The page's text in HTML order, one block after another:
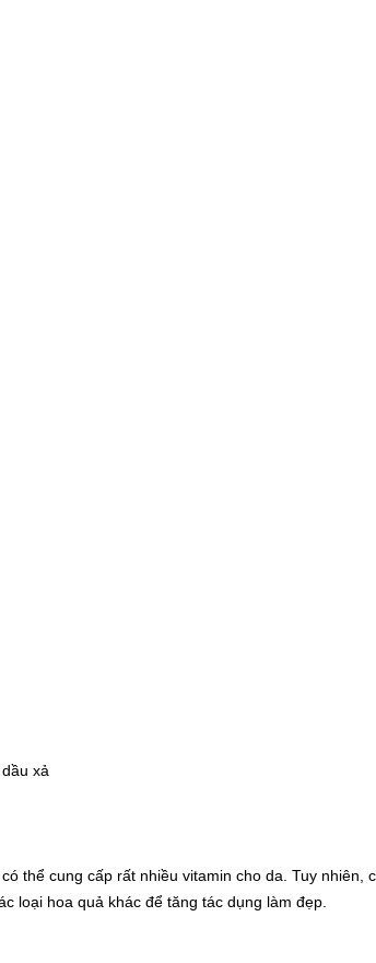
xả
thể cung cấp rất nhiều vitamin cho da. Tuy nhiên,
loại hoa quả khác để tăng tác dụng làm đẹp.